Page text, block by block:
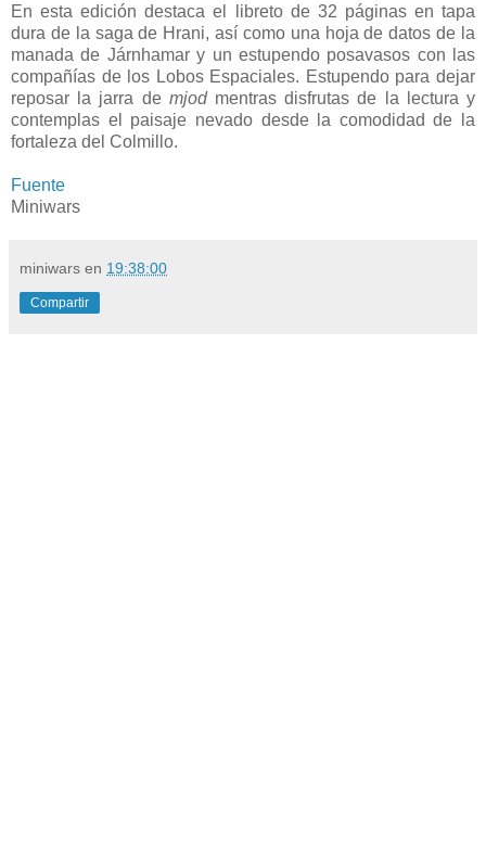
En esta edición destaca el libreto de 32 páginas en tapa
dura de la saga de Hrani, así como una hoja de datos de la
manada de Járnhamar y un estupendo posavasos con las
compañías de los Lobos Espaciales. Estupendo para dejar
reposar la jarra de mjodmentras disfrutas de la lectura y
contemplas el paisaje nevado desde la comodidad de la
fortaleza del Colmillo.
Fuente
Miniwars
miniwars en 19:38:00
Compartir